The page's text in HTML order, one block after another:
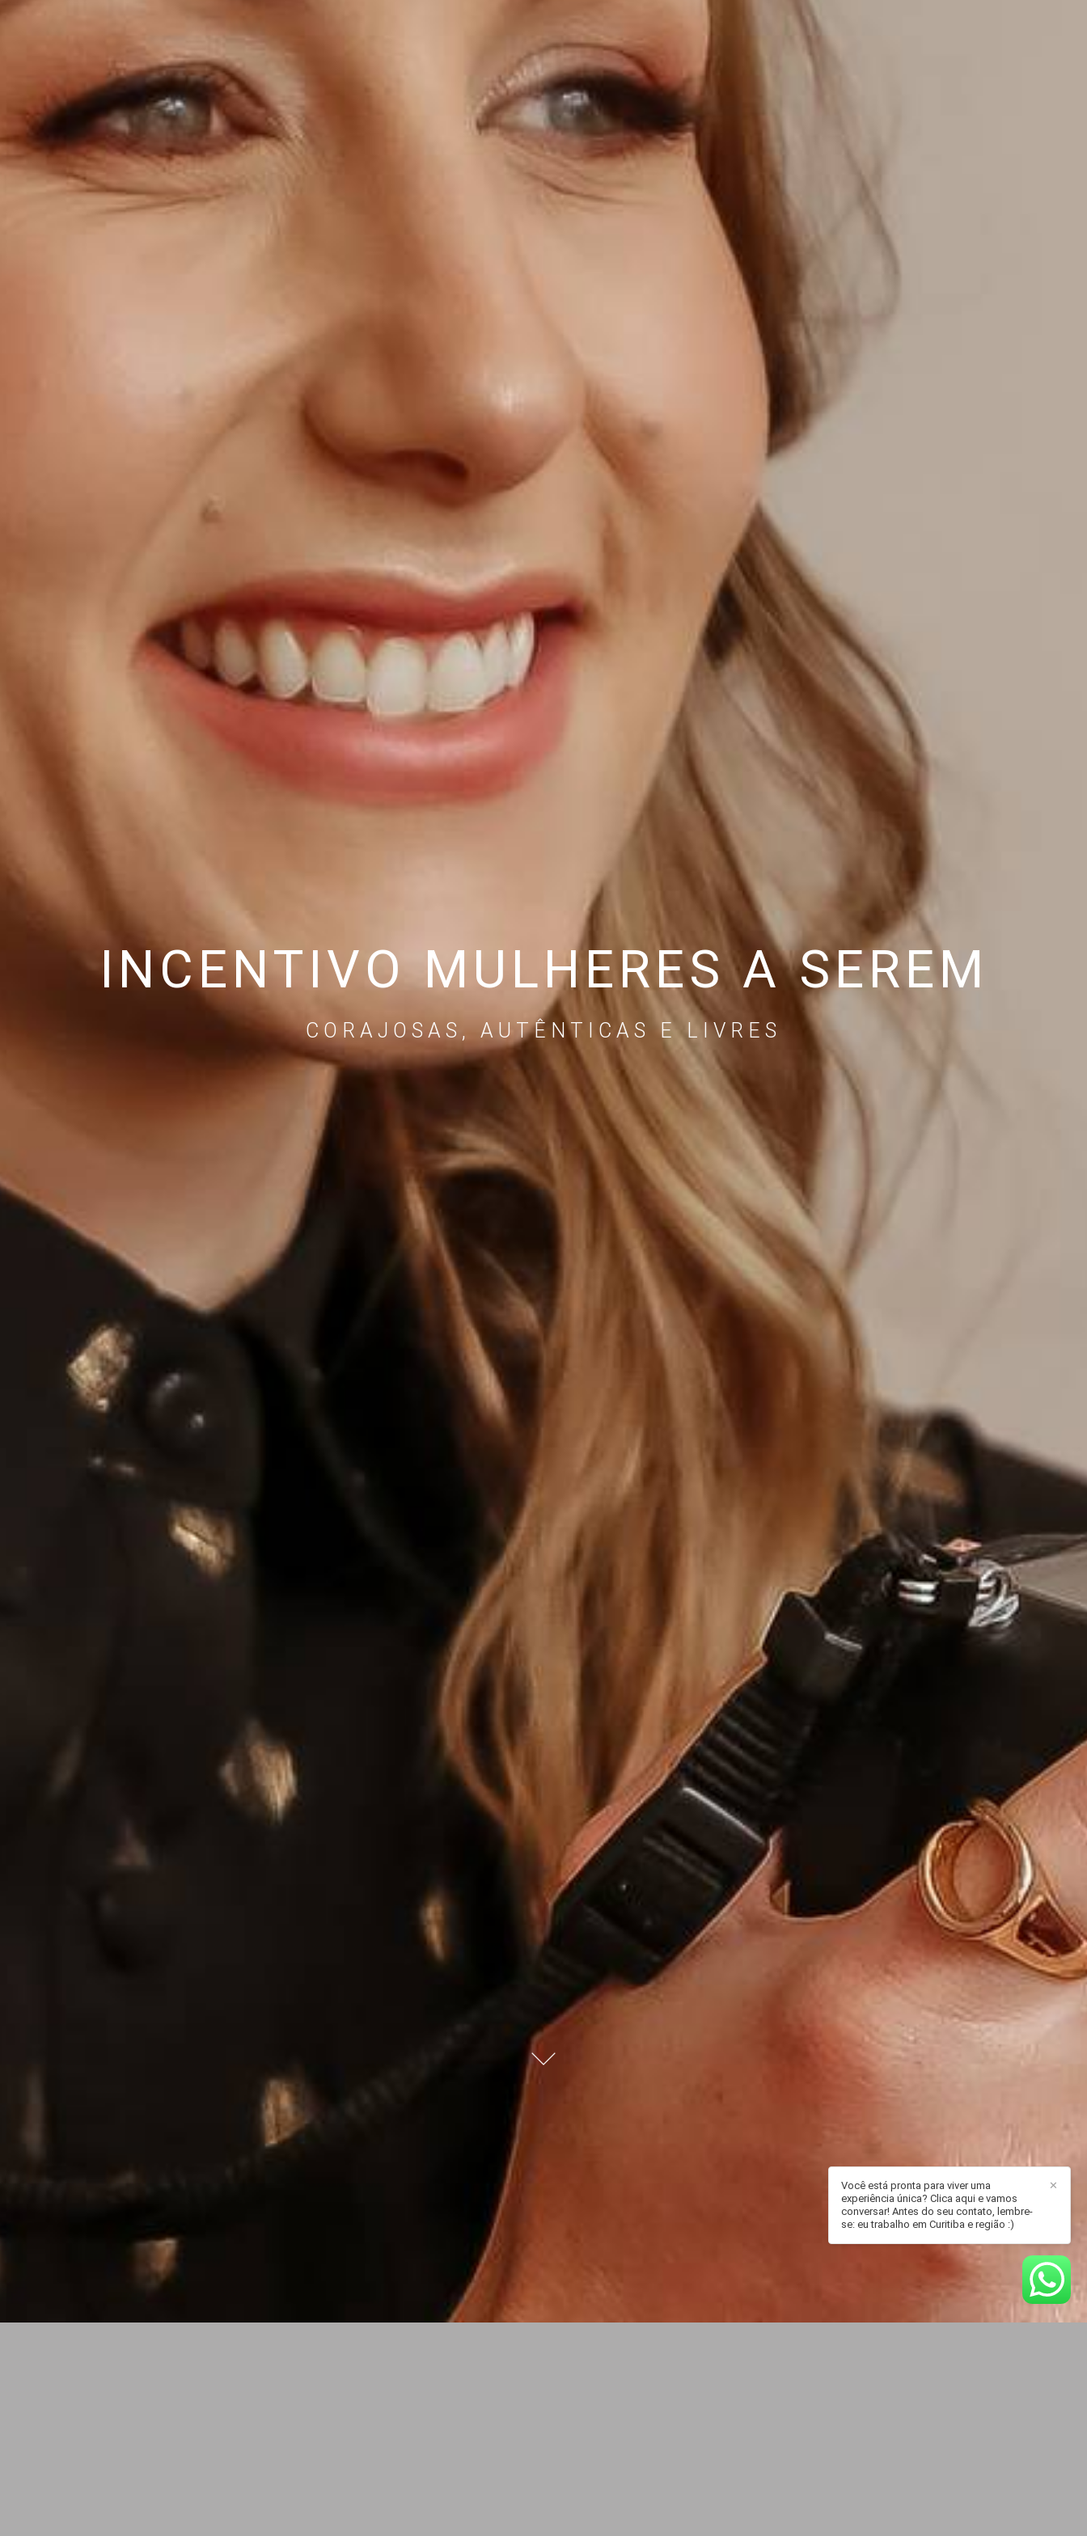
INCENTIVO MULHERES A SEREM
CORAJOSAS, AUTÊNTICAS E LIVRES
✕
Você está pronta para viver uma
experiência única? Clica aqui e vamos
conversar! Antes do seu contato, lembre-
se: eu trabalho em Curitiba e região :)